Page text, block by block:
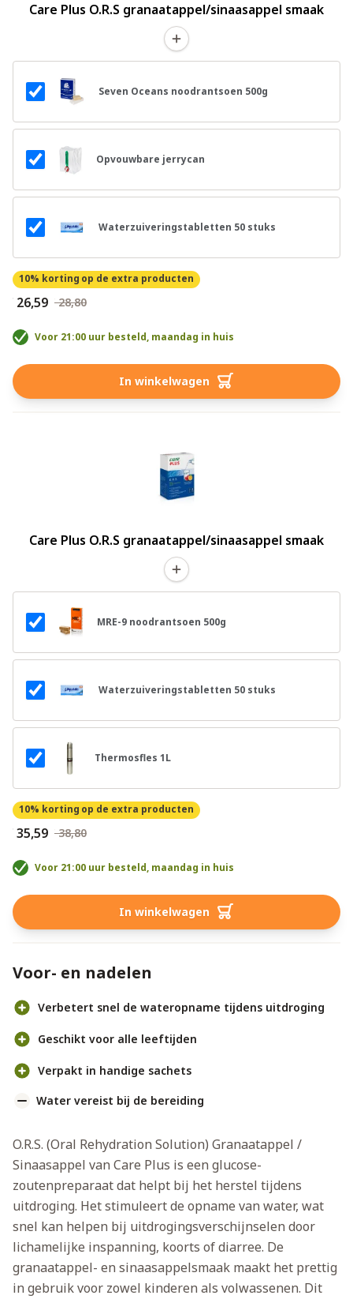
Care Plus O.R.S granaatappel/sinaasappel smaak
Seven Oceans noodrantsoen 500g
Opvouwbare jerrycan
Waterzuiveringstabletten 50 stuks
10% korting op de extra producten
€ 26,59 € 28,80
Voor 21:00 uur besteld, maandag in huis
In winkelwagen
Care Plus O.R.S granaatappel/sinaasappel smaak
MRE-9 noodrantsoen 500g
Waterzuiveringstabletten 50 stuks
Thermosfles 1L
10% korting op de extra producten
€ 35,59 € 38,80
Voor 21:00 uur besteld, maandag in huis
In winkelwagen
Voor- en nadelen
Verbetert snel de wateropname tijdens uitdroging
Geschikt voor alle leeftijden
Verpakt in handige sachets
Water vereist bij de bereiding
O.R.S. (Oral Rehydration Solution) Granaatappel /
Sinaasappel van Care Plus is een glucose-
zoutenpreparaat dat helpt bij het herstel tijdens
uitdroging. Het stimuleert de opname van water, wat
snel kan helpen bij uitdrogingsverschijnselen door
lichamelijke inspanning, koorts of diarree. De
granaatappel- en sinaasappelsmaak maakt het prettig
in gebruik voor zowel kinderen als volwassenen. Dit